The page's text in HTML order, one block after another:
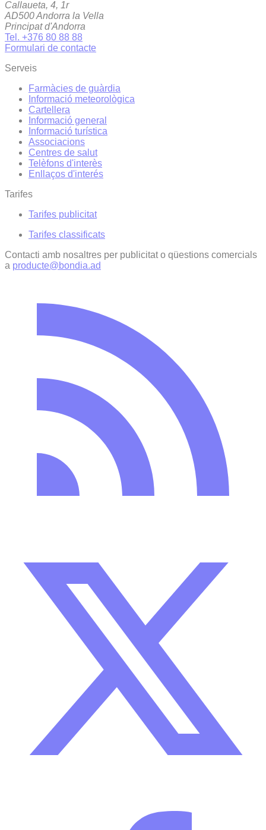
Callaueta, 4, 1r
AD500 Andorra la Vella
Principat d'Andorra
Tel. +376 80 88 88
Formulari de contacte
Serveis
Farmàcies de guàrdia
Informació meteorològica
Cartellera
Informació general
Informació turística
Associacions
Centres de salut
Telèfons d'interès
Enllaços d'interés
Tarifes
Tarifes publicitat
Tarifes classificats
Contacti amb nosaltres per publicitat o qüestions comercials
a producte@bondia.ad